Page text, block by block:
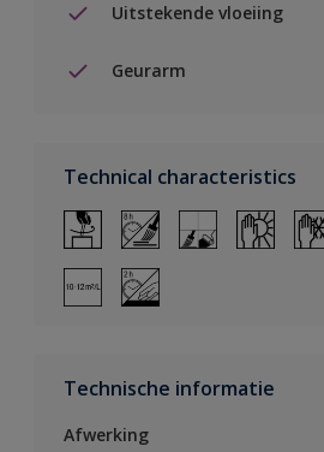
Uitstekende vloeiing
Geurarm
Technical characteristics
Technische informatie
Afwerking